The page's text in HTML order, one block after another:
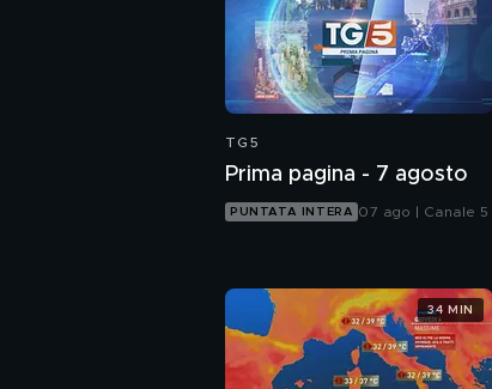
TG5
Prima pagina - 7 agosto
PUNTATA INTERA 07 ago | Canale 5
34 MIN